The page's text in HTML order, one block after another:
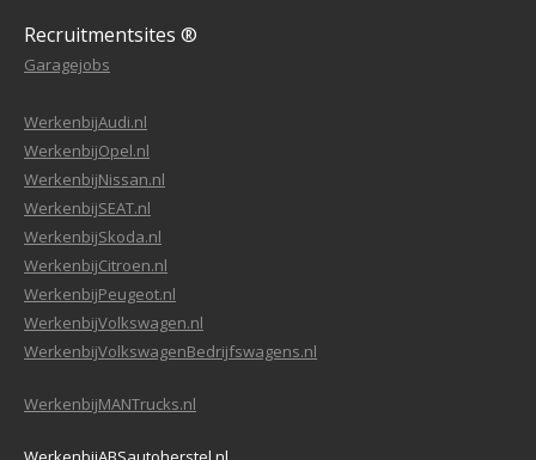
Recruitmentsites ®
Garagejobs
WerkenbijAudi.nl
WerkenbijOpel.nl
WerkenbijNissan.nl
WerkenbijSEAT.nl
WerkenbijSkoda.nl
WerkenbijCitroen.nl
WerkenbijPeugeot.nl
WerkenbijVolkswagen.nl
WerkenbijVolkswagenBedrijfswagens.nl
WerkenbijMANTrucks.nl